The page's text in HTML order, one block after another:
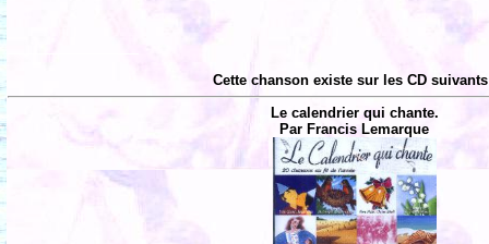
Cette chanson existe sur les CD
Le calendrier qui chante.
Par Francis Lemarque